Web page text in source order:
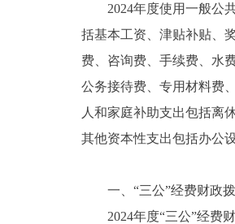
2024年度使用一般公共
括基本工资、津贴补贴、
费、咨询费、手续费、水
公务接待费、专用材料费
人和家庭补助支出包括离
其他资本性支出包括办公
一、“三公”经费财政拨
2024年度“三公”经费财